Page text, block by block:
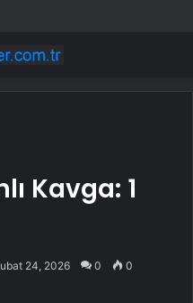
Kavga: 1
24, 2026 0 0